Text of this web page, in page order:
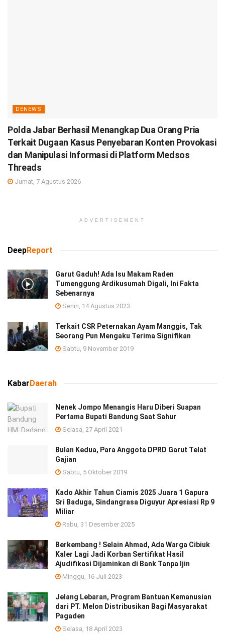
DENEWS
Polda Jabar Berhasil Menangkap Dua Orang Pria
Terkait Dugaan Kasus Penyebaran Konten Provokasi
dan Manipulasi Informasi di Platform Medsos
Threads
Jumat, 7 Agustus 2026
ADVERTISEMENT
DeepReport
Garut Gaduh! Ada Isu Makam Raden
Tumenggung Ardikusumah Digali, Ini Fakta
Sebenarnya
Senin, 14 Agustus 2023
Terkait CSR Peternakan Ayam Manggis, Tak
Seorang Pun Mengaku Terima Signifikan
Sabtu, 9 November 2019
Kabar Daerah
Nenek Jompo Menangis Haru Diberi Suapan
Pertama Bupati Bandung Saat Sahur
Selasa, 27 April 2021
Bulan Kedua, Para Anggota DPRD Garut Telat
Gajian
Sabtu, 5 Oktober 2019
Kado Akhir Tahun Ciamis 2025 Juara 1 Gapura
Sri Baduga, Sindangrasa Diguyur Apresiasi Rp 9
Miliar
Rabu, 31 Desember 2025
Berkembang ! Selain Ahmad, Ada Warga Cibiuk
Kaler Lagi Jadi Korban Sertifikat Hasil
Ajudifikasi Dijaminkan di Bank Tanpa Ijin
Minggu, 16 Juli 2023
Jelang Lebaran, Program Bantuan Kemanusian
dari PT. Melon Distribusikan Bagi Masyarakat
Pagaden
Selasa, 18 April 2023